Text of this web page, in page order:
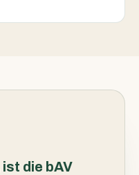
die bAV